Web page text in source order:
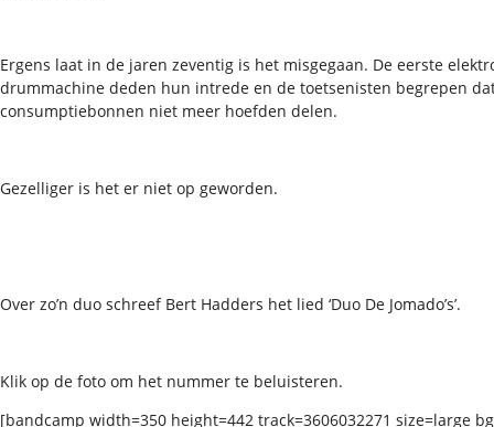
Ergens laat in de jaren zeventig is het misgegaan. De eerste
drummachine deden hun intrede en de toetsenisten begrepen
consumptiebonnen niet meer hoefden delen.
Gezelliger is het er niet op geworden.
Over zo’n duo schreef Bert Hadders het lied ‘Duo De Jomado’s’.
Klik op de foto om het nummer te beluisteren.
[bandcamp width=350 height=442 track=3606032271 size=large